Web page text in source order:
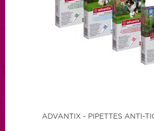
ADVANTIX - PIPETTES ANTI-